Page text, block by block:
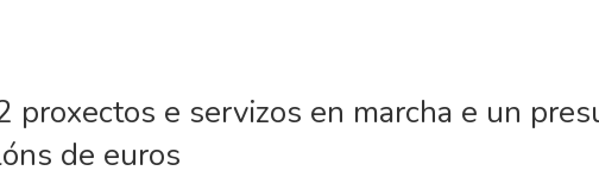
proxectos e servizos en marcha e un
de euros